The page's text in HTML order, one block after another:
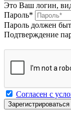
Это Ваш логин,
Пароль*
Пароль должен
Подтверждение
Согласен с